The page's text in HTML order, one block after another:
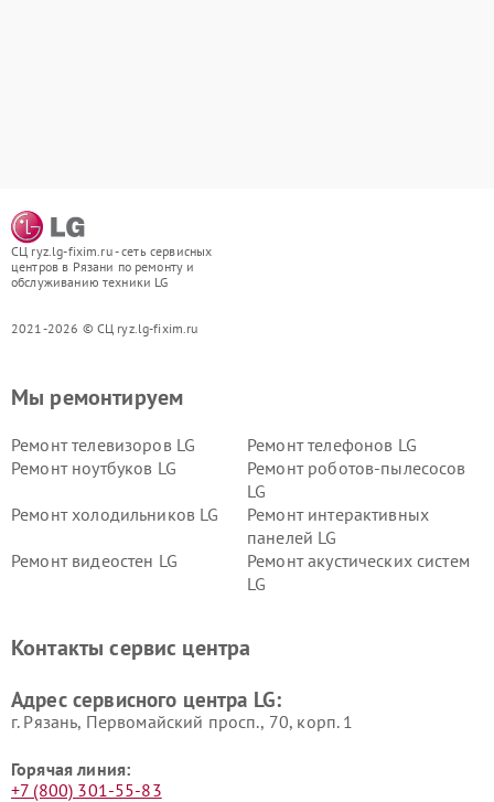
СЦ ryz.lg-fixim.ru - сеть сервисных
центров в Рязани по ремонту и
обслуживанию техники LG
2021-2026 © СЦ ryz.lg-fixim.ru
Мы ремонтируем
Ремонт телевизоров LG
Ремонт телефонов LG
Ремонт ноутбуков LG
Ремонт роботов-пылесосов
LG
Ремонт холодильников LG
Ремонт интерактивных
панелей LG
Ремонт видеостен LG
Ремонт акустических систем
LG
Ремонт морозильных камер
Ремонт вертикальных
Контакты сервис центра
Адрес сервисного центра LG:
г. Рязань, Первомайский просп., 70, корп. 1
Горячая линия:
+7 (800) 301-55-83